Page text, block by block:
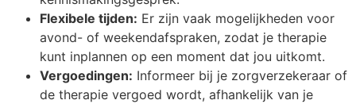
Flexibele tijden: Er zijn vaak mogelijkheden voor
avond- of weekendafspraken, zodat je therapie
kunt inplannen op een moment dat jou uitkomt.
Vergoedingen: Informeer bij je zorgverzekeraar of
de therapie vergoed wordt, afhankelijk van je